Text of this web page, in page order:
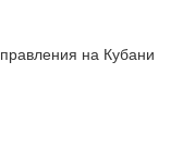
на Кубани